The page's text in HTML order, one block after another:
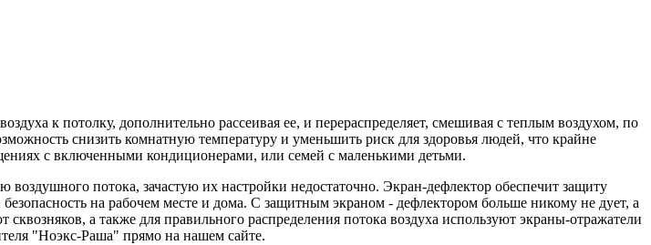
к потолку, дополнительно рассеивая ее, и перераспределяет, смешивая с теплым воздухом, по
снизить комнатную температуру и уменьшить риск для здоровья людей, что крайне
с включенными кондиционерами, или семей с маленькими детьми.
потока, зачастую их настройки недостаточно. Экран-дефлектор обеспечит защиту
на рабочем месте и дома. С защитным экраном - дефлектором больше никому не дует, а
а также для правильного распределения потока воздуха используют экраны-отражатели
"Ноэкс-Раша" прямо на нашем сайте.